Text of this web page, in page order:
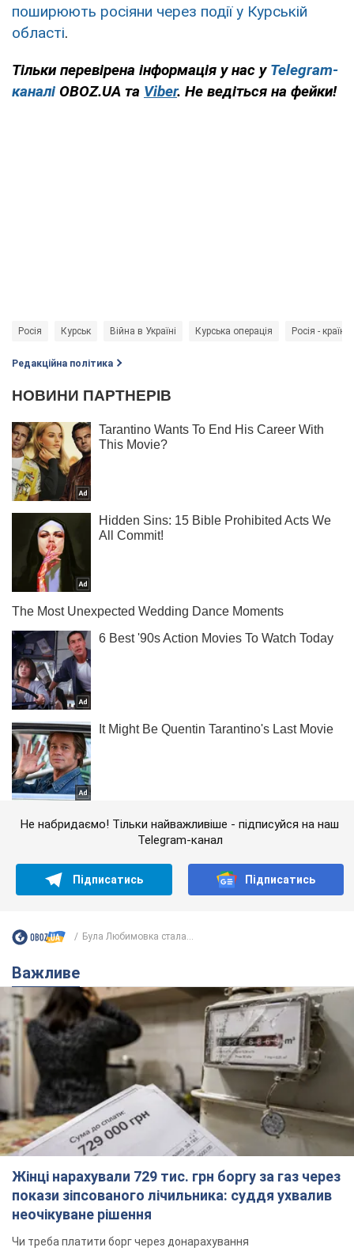
поширюють росіяни через події у Курській
області.
Тільки перевірена інформація у нас у Telegram-
каналі OBOZ.UA та Viber. Не ведіться на фейки!
Росія Курськ Війна в Україні Курська операція Росія -
Редакційна політика
Не набридаємо! Тільки найважливіше - підписуйся на наш
Telegram-канал
Підписатись Підписатись
Була Любимовка стала...
Важливе
Жінці нарахували 729 тис. грн боргу за газ через
покази зіпсованого лічильника: суддя ухвалив
неочікуване рішення
Чи треба платити борг через донарахування